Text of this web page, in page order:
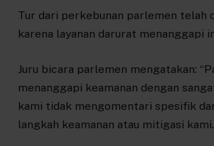
Tur dari perkebunan parlemen telah
karena layanan darurat menanggapi
Juru bicara parlemen mengatakan:
menanggapi keamanan dengan
kami tidak mengomentari spesifik
langkah keamanan atau mitigasi kami.